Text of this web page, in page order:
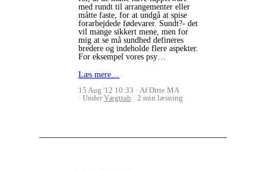
med rundt til arrangementer eller
måtte faste, for at undgå at spise
forarbejdede fødevarer. Sundt?- det
vil mange sikkert mene, men for
mig at se må sundhed defineres
bredere og indeholde flere aspekter.
For eksempel vores psy…
Læs mere…
15 Aug '12 10:33
Af Ditte MA
UnderVægttab 2 min læsning